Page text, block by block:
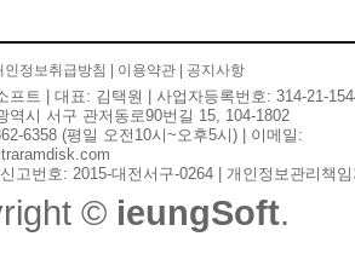
인정보취급방침 이용약관 공지사항
프트 | 대표: 김택원 | 사업자등록번호: 314-21-
역시 서구 관저동로90번길 15, 104-1802
6358 (평일 오전10시~오후5시) | 이메일:
고번호: 2015-대전서구-0264 | 개인정보관리책
© ieungSoft.